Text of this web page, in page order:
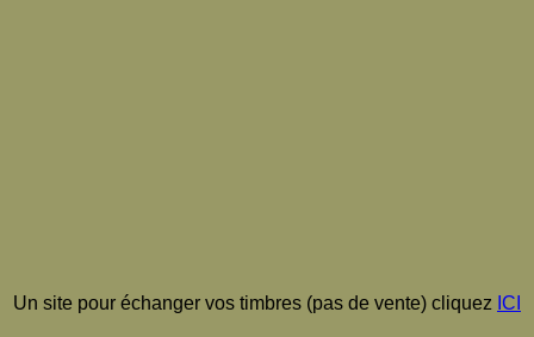
Un site pour échanger vos timbres (pas de vente) cliquez ICI